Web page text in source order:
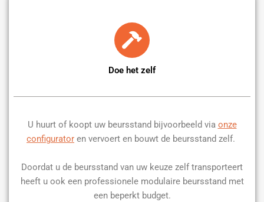
Doe het zelf
U huurt of koopt uw beursstand bijvoorbeeld via onze
configurator en vervoert en bouwt de beursstand zelf.
Doordat u de beursstand van uw keuze zelf transporteert
heeft u ook een professionele modulaire beursstand met
een beperkt budget.